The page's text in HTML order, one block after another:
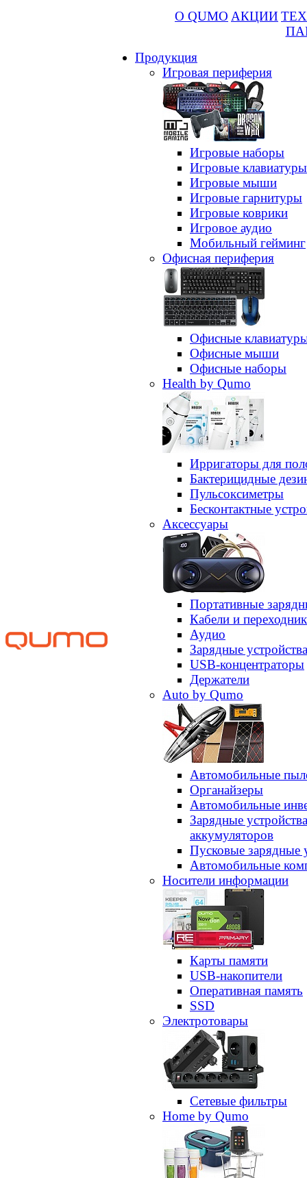
О QUMO АКЦИИ
Продукция
Игровая периферия
Игровые наборы
Игровые клавиатуры
Игровые мыши
Игровые гарнитуры
Игровые коврики
Игровое аудио
Мобильный гейминг
Офисная периферия
Офисные
Офисные мыши
Офисные наборы
Health by Qumo
Ирригаторы для
Бактерицидные
Пульсоксиметры
Бесконтактные
Аксессуары
Портативные
Кабели и
Аудио
Зарядные устройства
USB-концентраторы
Держатели
Auto by Qumo
Автомобильные
Органайзеры
Автомобильные
Зарядные
аккумуляторов
Пусковые зарядные
Автомобильные
Носители информации
Карты памяти
USB-накопители
Оперативная память
SSD
Электротовары
Сетевые фильтры
Home by Qumo